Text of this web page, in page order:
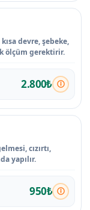
devre, şebeke,
ölçüm gerektirir.
2.800₺
cızırtı,
yapılır.
950₺